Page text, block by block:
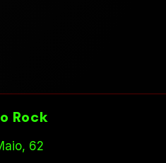
Rock
62